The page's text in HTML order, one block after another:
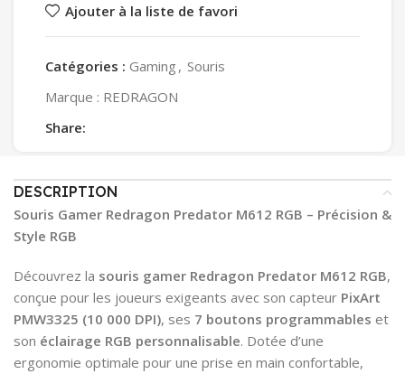
Ajouter à la liste de favori
Catégories : Gaming , Souris
Marque : REDRAGON
Share:
DESCRIPTION
Souris Gamer Redragon Predator M612 RGB – Précision &
Style RGB
Découvrez la souris gamer Redragon Predator M612 RGB,
conçue pour les joueurs exigeants avec son capteur PixArt
PMW3325 (10 000 DPI), ses 7 boutons programmables et
son éclairage RGB personnalisable. Dotée d’une
ergonomie optimale pour une prise en main confortable,